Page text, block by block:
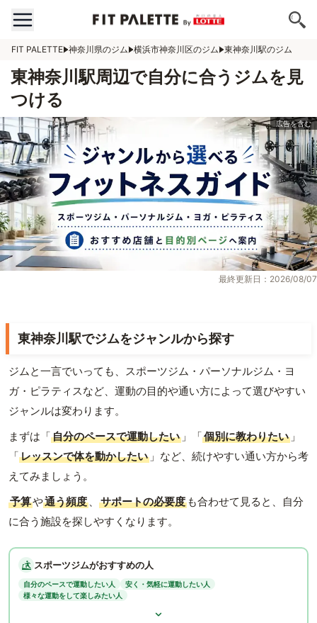
FIT PALETTE 神奈川県のジム 横浜市神奈川区のジム 東神奈川駅のジム
東神奈川駅周辺で自分に合うジムを見
つける
最終更新日：2026/08/07
東神奈川駅でジムをジャンルから探す
ジムと一言でいっても、スポーツジム・パーソナルジム・ヨ
ガ・ピラティスなど、運動の目的や通い方によって選びやすい
ジャンルは変わります。
まずは「自分のペースで運動したい 」「個別に教わりたい 」
「レッスンで体を動かしたい 」など、続けやすい通い方から考
えてみましょう。
予算や通う頻度 、 サポートの必要度 も合わせて見ると、自分
に合う施設を探しやすくなります。
スポーツジムがおすすめの人
自分のペースで運動したい人
安く・気軽に運動したい人
様々な運動をして楽しみたい人